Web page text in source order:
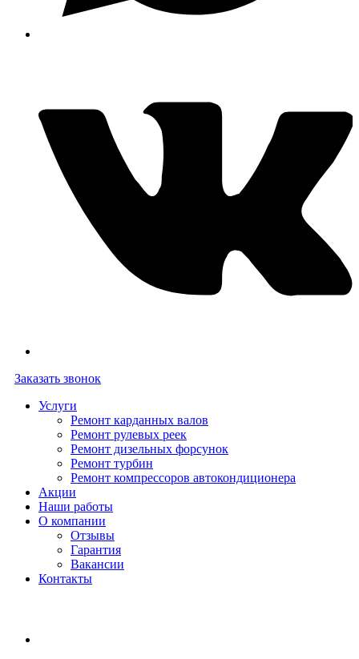
Заказать звонок
Услуги
Ремонт карданных валов
Ремонт рулевых реек
Ремонт дизельных форсунок
Ремонт турбин
Ремонт компрессоров автокондиционера
Акции
Наши работы
О компании
Отзывы
Гарантия
Вакансии
Контакты